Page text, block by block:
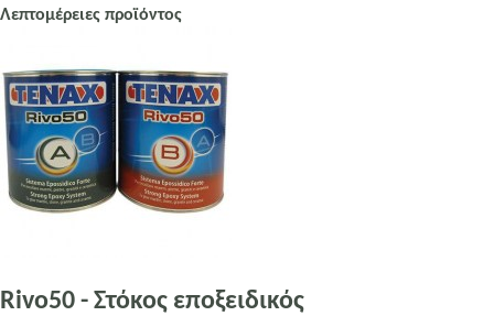
Λεπτομέρειες προϊόντος
Rivo50 - Στόκος εποξειδικός